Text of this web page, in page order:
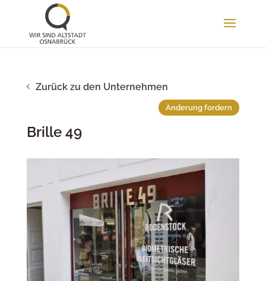
Zurück zu den Unternehmen
Änderung fordern
Brille 49